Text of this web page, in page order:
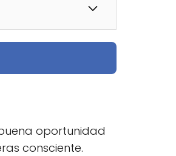
oportunidad
consciente.